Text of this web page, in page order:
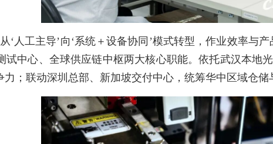
‘人工主导’向‘系统＋设备协同’模式转型，作业效率与
试中心、全球供应链中枢两大核心职能。依托武汉本地
；联动深圳总部、新加坡交付中心，统筹华中区域仓储